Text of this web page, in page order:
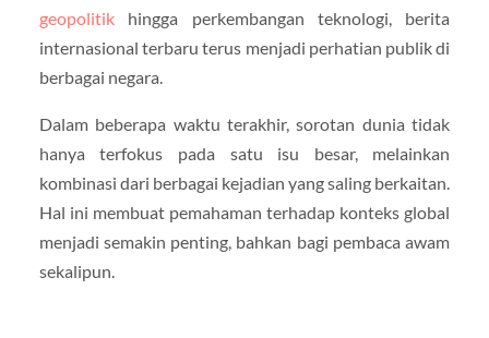
geopolitikhingga perkembangan teknologi, berita
internasional terbaru terus menjadi perhatian publik di
berbagai negara.
Dalam beberapa waktu terakhir, sorotan dunia tidak
hanya terfokus pada satu isu besar, melainkan
kombinasi dari berbagai kejadian yang saling berkaitan.
Hal ini membuat pemahaman terhadap konteks global
menjadi semakin penting, bahkan bagi pembaca awam
sekalipun.